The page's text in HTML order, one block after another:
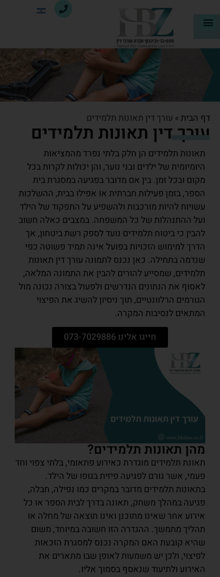
דף הבית» עורך דין תאונות תלמידים
עורך דין תאונות תלמידים
תאונות תלמידים הן חלק בלתי נפרד מהמציאות
היומיומית של ילדים ובני נוער, והן יכולות לקרות בכל
מקום ובכל זמן. בין אם מדובר בפגיעה במסגרת בית
הספר, בזמן פעילות חברתית או אפילו בבית, ההשלכות
עשויות להיות מורכבות ולהשפיע על התפקוד של הילד
ועל ההתנהלות של כל המשפחה. במצבים כאלה חשוב
להבין כי ביטוח תלמידים נועד לספק רשת ביטחון, אך
הדרך למימוש הזכויות בפועל אינה תמיד פשוטה כפי
שנדמה בתחילה. כאן נכנס לתמונה עורך דין תאונות
תלמידים, שמסייע להורים להבין את התמונה המלאה,
לאסוף את הנתונים הנדרשים ולפעול בצורה נכונה מול
הגורמים הרלוונטיים, תוך ניסיון להשיג את הפיצוי
המתאים לנסיבות המקרה.
חייגו אלינו 073-7029886
מהן תאונות תלמידים?
תאונת תלמידים מוגדרת כאירוע פתאומי, בלתי צפוי וחד
פעמי, אשר גורם לפגיעה פיזית בגופו של הילד.
בתאונות תלמידים מדובר במקרים כמו נפילה, חבלה,
פגיעה במהלך משחק, תאונה בדרך לבית הספר או כל
אירוע אחר שאינו מתוכנן ואינו תוצאה של מחלה או
תהליך מתמשך. ההגדרה הזו חשובה במיוחד, משום
שהיא קובעת האם המקרה נכנס למסגרת הזכאות
לפיצוי, ולכן יש משמעות לאופן שבו מתארים את
האירוע ולתיעוד שנאסף בסמוך אליו.